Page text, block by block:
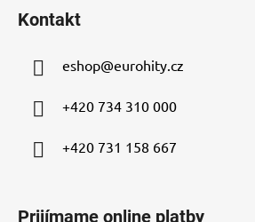
Kontakt
eshop@eurohity.cz
+420 734 310 000
+420 731 158 667
Prijímame online platby